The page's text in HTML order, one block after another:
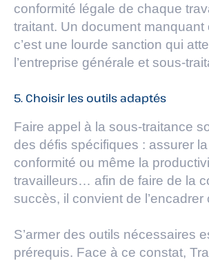
conformité légale de chaque
traitant. Un document manquant
c’est une lourde sanction qui
l’entreprise générale et sous-
5. Choisir les outils adaptés
Faire appel à la sous-traitance
des défis spécifiques : assurer
conformité ou même la
travailleurs… afin de faire de la
succès, il convient de l’encadrer
S’armer des outils nécessaires
prérequis. Face à ce constat,